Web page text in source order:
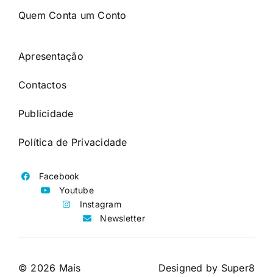
Quem Conta um Conto
Apresentação
Contactos
Publicidade
Política de Privacidade
Facebook
Youtube
Instagram
Newsletter
© 2026 Mais Designed by Super8